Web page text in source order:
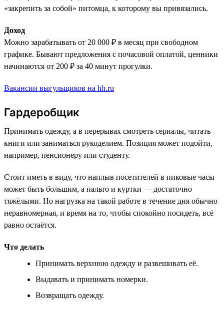
«закрепить за собой» питомца, к которому вы привязались.
Доход
Можно зарабатывать от 20 000 ₽ в месяц при свободном
графике. Бывают предложения с почасовой оплатой, ценники
начинаются от 200 ₽ за 40 минут прогулки.
Вакансии выгульщиков на hh.ru
Гардеробщик
Принимать одежду, а в перерывах смотреть сериалы, читать
книги или заниматься рукоделием. Позиция может подойти,
например, пенсионеру или студенту.
Стоит иметь в виду, что наплыв посетителей в пиковые часы
может быть большим, а пальто и куртки — достаточно
тяжёлыми. Но нагрузка на такой работе в течение дня обычно
неравномерная, и время на то, чтобы спокойно посидеть, всё
равно остаётся.
Что делать
Принимать верхнюю одежду и развешивать её.
Выдавать и принимать номерки.
Возвращать одежду.